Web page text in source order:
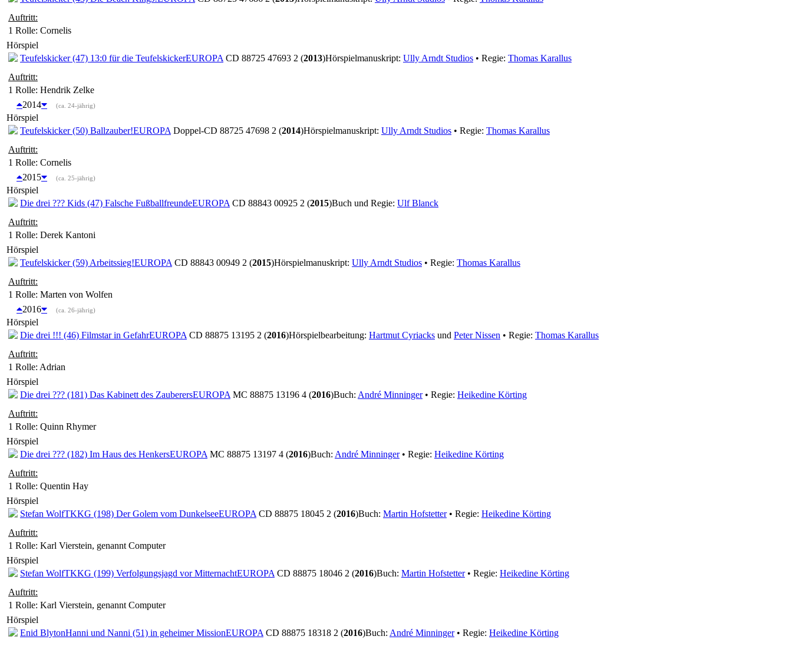
Auftritt:
1 Rolle: Cornelis
Hörspiel
Teufelskicker (47) 13:0 für die TeufelskickerEUROPA CD 88725 47693 2 (2013)Hörspielmanuskript: Ully Arndt Studios • Regie: Thomas Karallus
Auftritt:
1 Rolle: Hendrik Zelke
2014
(ca. 24-jährig)
Hörspiel
Teufelskicker (50) Ballzauber!EUROPA Doppel-CD 88725 47698 2 (2014)Hörspielmanuskript: Ully Arndt Studios • Regie: Thomas Karallus
Auftritt:
1 Rolle: Cornelis
2015
(ca. 25-jährig)
Hörspiel
Die drei ??? Kids (47) Falsche FußballfreundeEUROPA CD 88843 00925 2 (2015)Buch und Regie: Ulf Blanck
Auftritt:
1 Rolle: Derek Kantoni
Hörspiel
Teufelskicker (59) Arbeitssieg!EUROPA CD 88843 00949 2 (2015)Hörspielmanuskript: Ully Arndt Studios • Regie: Thomas Karallus
Auftritt:
1 Rolle: Marten von Wolfen
2016
(ca. 26-jährig)
Hörspiel
Die drei !!! (46) Filmstar in GefahrEUROPA CD 88875 13195 2 (2016)Hörspielbearbeitung: Hartmut Cyriacks und Peter Nissen • Regie: Thomas Karallus
Auftritt:
1 Rolle: Adrian
Hörspiel
Die drei ??? (181) Das Kabinett des ZauberersEUROPA MC 88875 13196 4 (2016)Buch: André Minninger• Regie: Heikedine Körting
Auftritt:
1 Rolle: Quinn Rhymer
Hörspiel
Die drei ??? (182) Im Haus des HenkersEUROPA MC 88875 13197 4 (2016)Buch: André Minninger• Regie: Heikedine Körting
Auftritt:
1 Rolle: Quentin Hay
Hörspiel
Stefan WolfTKKG (198) Der Golem vom DunkelseeEUROPA CD 88875 18045 2 (2016)Buch: Martin Hofstetter• Regie: Heikedine Körting
Auftritt:
1 Rolle: Karl Vierstein, genannt Computer
Hörspiel
Stefan WolfTKKG (199) Verfolgungsjagd vor MitternachtEUROPA CD 88875 18046 2 (2016)Buch: Martin Hofstetter• Regie: Heikedine Körting
Auftritt:
1 Rolle: Karl Vierstein, genannt Computer
Hörspiel
Enid BlytonHanni und Nanni (51) in geheimer MissionEUROPA CD 88875 18318 2 (2016)Buch: André Minninger• Regie: Heikedine Körting